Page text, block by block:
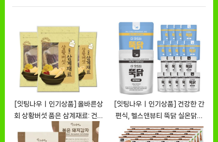
u
P
o
s
t
:
P
s
t
[잇팅나우ㅣ인기상품] 올바른상
회 상황버섯 품은 삼계재료: 건강
한 영양을 가득 담은 선택
[EatingNOWㅣ추천상품]
[잇팅나우ㅣ인기상품] 건강한 간
편식, 헬스앤뷰티 뚝닭 실온닭가
슴살 [EatingNOWㅣ추천상품]